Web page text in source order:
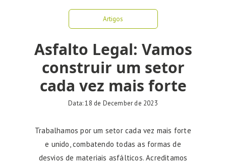
Artigos
Asfalto Legal: Vamos
construir um setor
cada vez mais forte
Data:18 de December de 2023
Trabalhamos por um setor cada vez mais forte
e unido, combatendo todas as formas de
desvios de materiais asfálticos. Acreditamos